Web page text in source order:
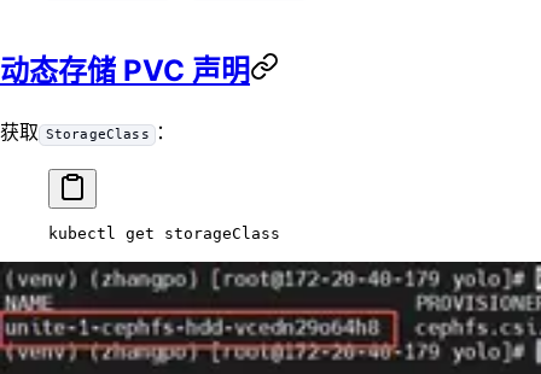
动态存储 PVC 声明
获取 StorageClass ：
kubectl get storageClass